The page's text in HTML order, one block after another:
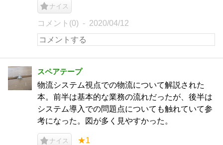
ナイス
コメント(0) 2020/04/12
スペアテープ
物流システム視点での物流について解説された
本。前半は基本的な業務の流れだったが、後半は
システム導入での問題点についても触れていて参
考になった。図が多く見やすかった。
ナイス ★1